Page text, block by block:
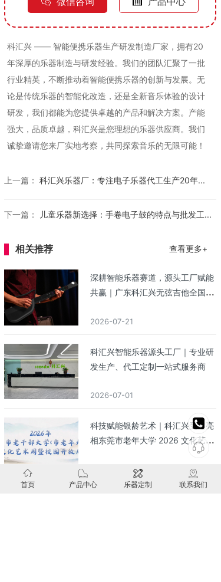
上一篇： 科汇兴乐器厂：专注电子乐器代工生产20年...
下一篇： 儿童乐器新选择：手卷电子鼓的特点与批发工...
深耕智能乐器赛道，源头工厂赋能
共赢｜广东科汇兴无弦吉他全国招
2026-07-21
科汇兴智能乐器源头工厂｜专业研
发生产、代工定制一站式服务商
2026-07-01
科技赋能银龄艺术｜科汇兴受邀亮
相东莞市老年大学 2026 文化艺术
周 莞韵银龄・艺展芳华，智能乐器
点亮银发音乐时光
2026-06-29
相关推荐 查看更多+
科汇兴 —— 智能便携乐器生产研发制造厂家，拥有20
年深厚的乐器制造与研发经验。我们的团队汇聚了一批
行业精英，不断推动着智能便携乐器的创新与发展。无
论是传统乐器的智能化改造，还是全新音乐体验的设计
研发，我们都能为您提供卓越的产品和解决方案。产能
强大，品质卓越，科汇兴是您理想的乐器供应商。我们
诚挚邀请您来厂实地考察，共同探索音乐的无限可能！
首页 产品中心 乐器定制 联系我们